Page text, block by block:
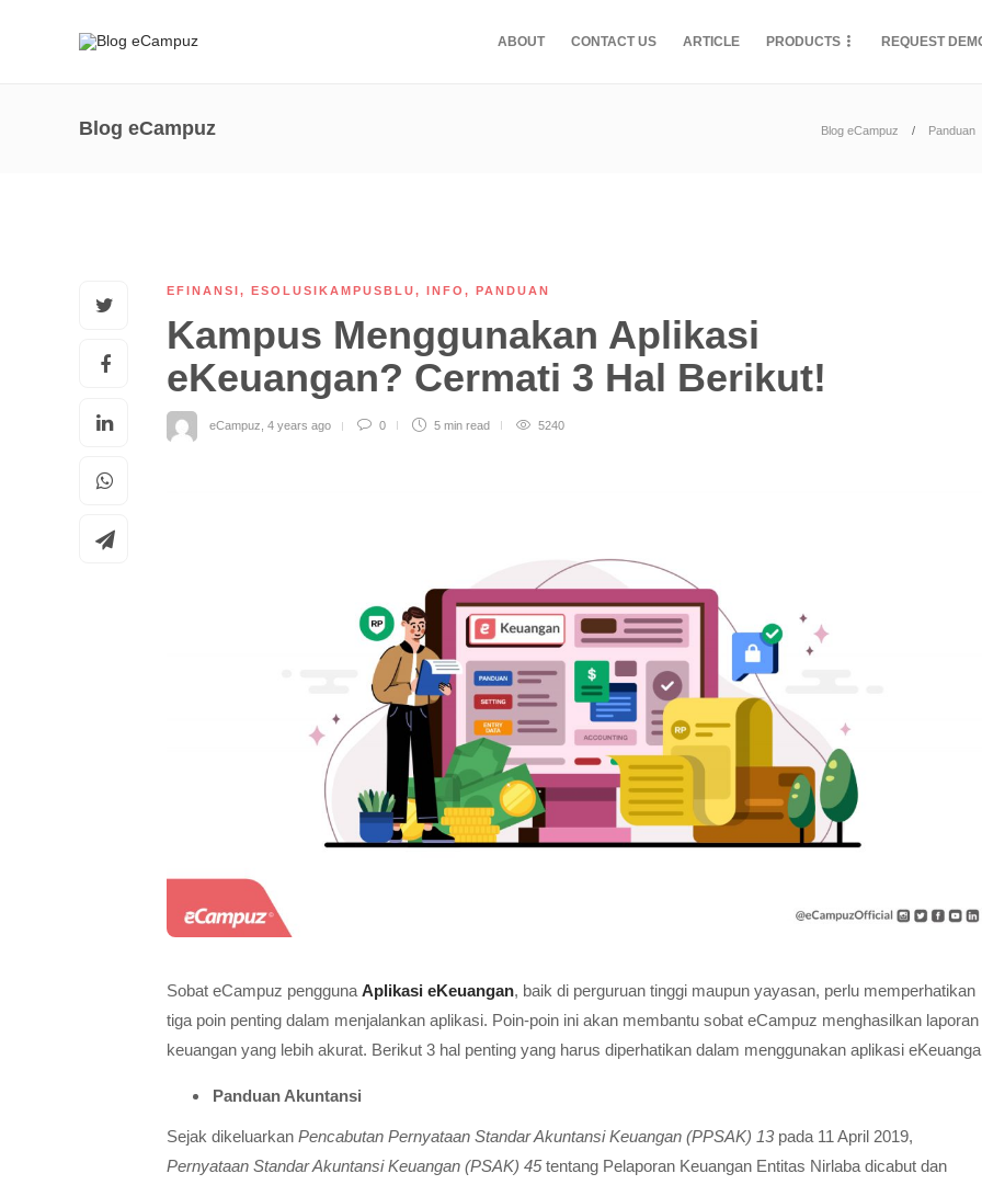
ABOUT CONTACT US ARTICLE PRODUCTS REQUEST
Blog eCampuz Blog eCampuz Panduan
EFINANSI, ESOLUSIKAMPUSBLU, INFO , PANDUAN
Kampus Menggunakan Aplikasi
eKeuangan? Cermati 3 Hal Berikut!
eCampuz 4 years ago 0 5 min read 5240
Sobat eCampuz pengguna Aplikasi eKeuangan, baik di perguruan tinggi maupun yayasan, perlu memperhatikan
tiga poin penting dalam menjalankan aplikasi. Poin-poin ini akan membantu sobat eCampuz menghasilkan laporan
keuangan yang lebih akurat. Berikut 3 hal penting yang harus diperhatikan dalam menggunakan aplikasi
Panduan Akuntansi
Sejak dikeluarkan Pencabutan Pernyataan Standar Akuntansi Keuangan (PPSAK) 13pada 11 April 2019,
Pernyataan Standar Akuntansi Keuangan (PSAK) 45tentang Pelaporan Keuangan Entitas Nirlaba dicabut dan